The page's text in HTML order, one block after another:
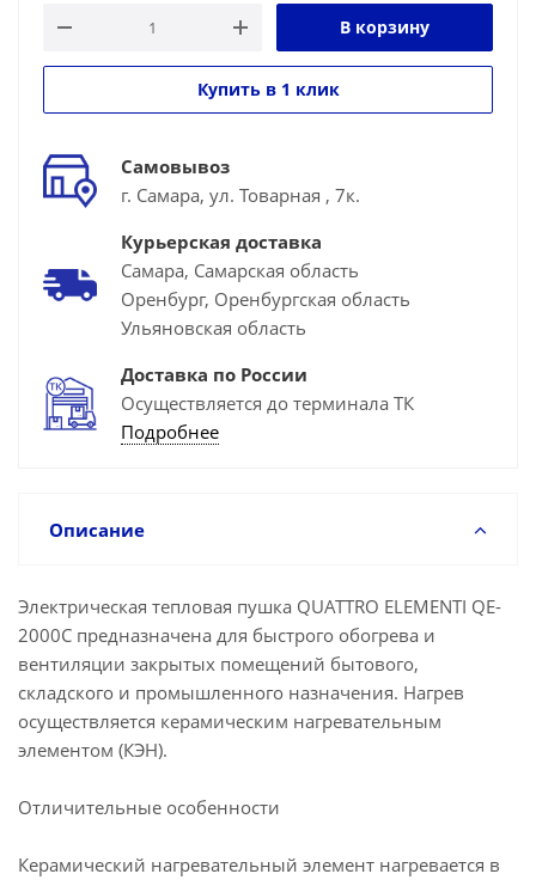
В корзину
Купить в 1 клик
Самовывоз
г. Самара, ул. Товарная , 7к.
Курьерская доставка
Самара, Самарская область
Оренбург, Оренбургская область
Ульяновская область
Доставка по России
Осуществляется до терминала ТК
Подробнее
Описание
Электрическая тепловая пушка QUATTRO ELEMENTI QE-
2000C предназначена для быстрого обогрева и
вентиляции закрытых помещений бытового,
складского и промышленного назначения. Нагрев
осуществляется керамическим нагревательным
элементом (КЭН).
Отличительные особенности
Керамический нагревательный элемент нагревается в